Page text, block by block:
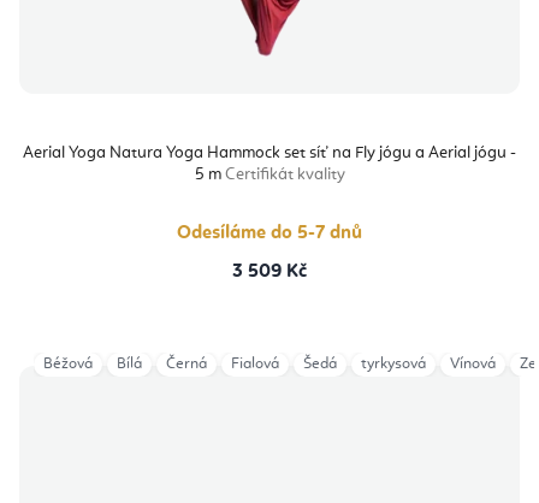
Aerial Yoga Natura Yoga Hammock set síť na Fly jógu a Aerial jógu -
5 m Certifikát kvality
Odesíláme do 5-7 dnů
3 509 Kč
Béžová Bílá Černá Fialová Šedá tyrkysová Vínová